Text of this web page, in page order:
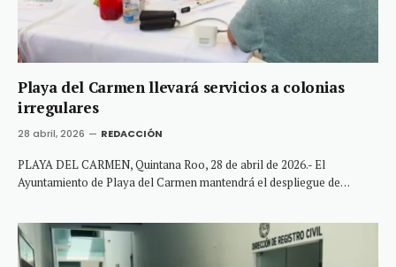
Playa del Carmen llevará servicios a colonias
irregulares
28 abril, 2026 REDACCIÓN
PLAYA DEL CARMEN, Quintana Roo, 28 de abril de 2026.- El
Ayuntamiento de Playa del Carmen mantendrá el despliegue de…